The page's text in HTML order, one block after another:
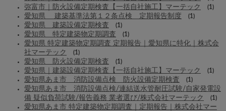
弥富市｜防火設備定期検査【一括自社施工】マーテック (1)
愛知県 建築基準法第１２条点検 定期報告制度 (1)
愛知県 建築設備定期検査 (1)
愛知県 特定建築物定期調査 (1)
愛知県 特定建築物定期調査 定期報告｜愛知県に特化｜株式会
社マーテック
(1)
愛知県 防火設備定期検査 (1)
愛知県｜建築設備定期検査【一括自社施工】マーテック (1)
愛知県あま市 消防設備点検 防火設備定期検査 (1)
愛知県あま市 消防設備点検/連結送水管耐圧試験/自家発電設
備 疑似負荷試験/報告義務 業者選び/株式会社マーテック
(1)
愛知県あま市 特定建築物定期調査｜定期報告｜株式会社マー